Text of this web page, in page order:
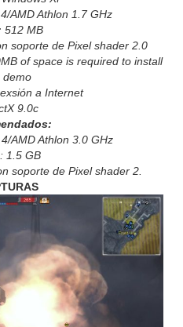
AMD Athlon 1.7 GHz
512 MB
soporte de Pixel shader 2.0
of space is required to install
demo
a Internet
9.0c
AMD Athlon 3.0 GHz
1.5 GB
soporte de Pixel shader 2.